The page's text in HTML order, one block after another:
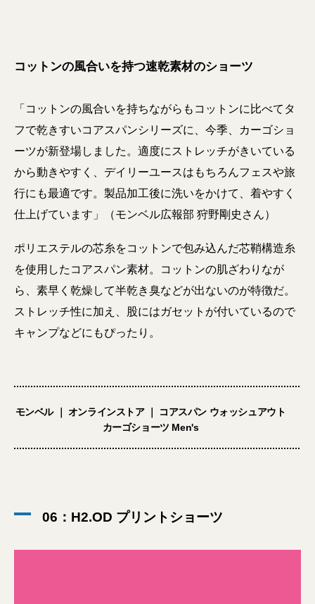
コットンの風合いを持つ速乾素材のショーツ
「コットンの風合いを持ちながらもコットンに比べてタ
フで乾きすいコアスパンシリーズに、今季、カーゴショ
ーツが新登場しました。適度にストレッチがきいている
から動きやすく、デイリーユースはもちろんフェスや旅
行にも最適です。製品加工後に洗いをかけて、着やすく
仕上げています」（モンベル広報部 狩野剛史さん）
ポリエステルの芯糸をコットンで包み込んだ芯鞘構造糸
を使用したコアスパン素材。コットンの肌ざわりなが
ら、素早く乾燥して半乾き臭などが出ないのが特徴だ。
ストレッチ性に加え、股にはガセットが付いているので
キャンプなどにもぴったり。
モンベル ｜ オンラインストア ｜ コアスパン ウォッシュアウト
カーゴショーツ Men's
06：H2.OD プリントショーツ